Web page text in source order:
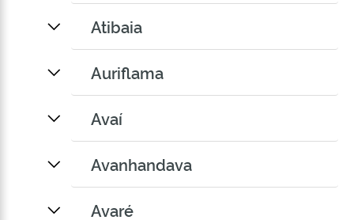
Atibaia
Auriflama
Avaí
Avanhandava
Avaré